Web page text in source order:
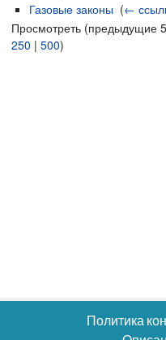
Газовые законы (←
Просмотреть (предыдущие
250 | 500)
Политика